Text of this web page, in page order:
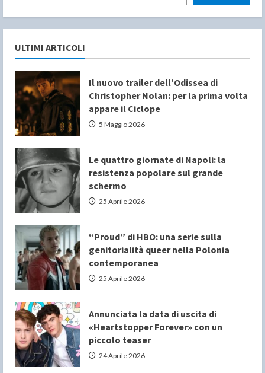
ULTIMI ARTICOLI
Il nuovo trailer dell’Odissea di
Christopher Nolan: per la prima volta
appare il Ciclope
5 Maggio 2026
Le quattro giornate di Napoli: la
resistenza popolare sul grande
schermo
25 Aprile 2026
“Proud” di HBO: una serie sulla
genitorialità queer nella Polonia
contemporanea
25 Aprile 2026
Annunciata la data di uscita di
«Heartstopper Forever» con un
piccolo teaser
24 Aprile 2026